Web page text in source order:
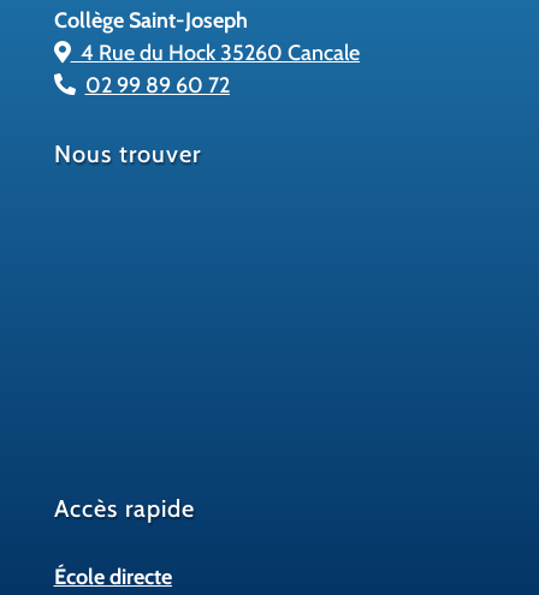
Collège Saint-Joseph
4 Rue du Hock 35260 Cancale
02 99 89 60 72
Nous trouver
Accès rapide
École directe